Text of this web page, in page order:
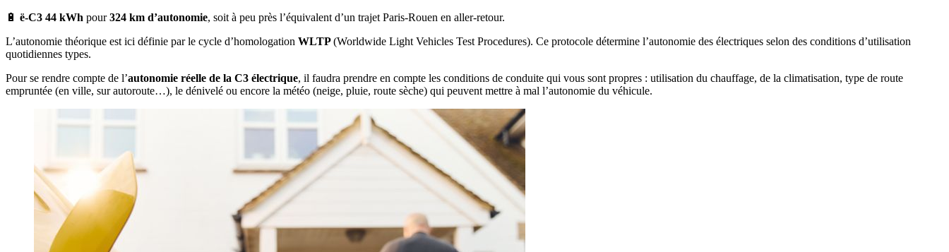
🔋 ë-C3 44 kWh pour324 km d’autonomie, soit à peu près l’équivalent d’un trajet Paris-Rouen en aller-retour.
L’autonomie théorique est ici définie par le cycle d’homologation WLTP(Worldwide Light Vehicles Test Procedures). Ce protocole détermine l’autonomie des électriques selon des conditions d’utilisation
quotidiennes types.
Pour se rendre compte de l’autonomie réelle de la C3 électrique, il faudra prendre en compte les conditions de conduite qui vous sont propres : utilisation du chauffage, de la climatisation, type de route
empruntée (en ville, sur autoroute…), le dénivelé ou encore la météo (neige, pluie, route sèche) qui peuvent mettre à mal l’autonomie du véhicule.